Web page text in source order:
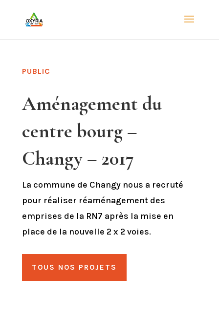
PUBLIC
Aménagement du
centre bourg –
Changy – 2017
La commune de Changy nous a recruté
pour réaliser réaménagement des
emprises de la RN7 après la mise en
place de la nouvelle 2 x 2 voies.
TOUS NOS PROJETS